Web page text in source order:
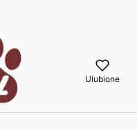
Ulubione